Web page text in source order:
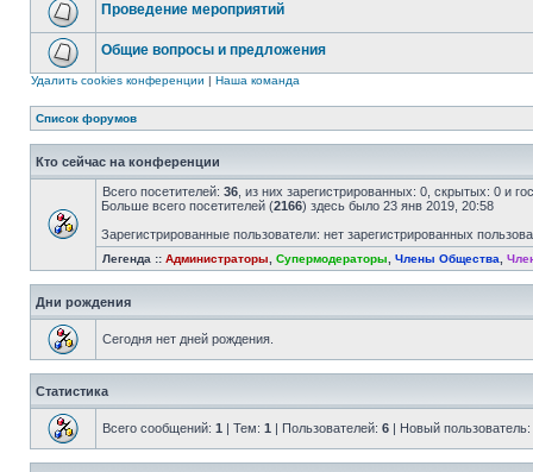
Проведение мероприятий
Общие вопросы и предложения
Удалить cookies конференции | Наша команда
Список форумов
Кто сейчас на конференции
Всего посетителей: 36 , из них зарегистрированных: 0, скрытых: 0 и
Больше всего посетителей (2166) здесь было 23 янв 2019, 20:58
Зарегистрированные пользователи: нет зарегистрированных
Легенда :: Администраторы Супермодераторы Члены Общества
Дни рождения
Сегодня нет дней рождения.
Статистика
Всего сообщений: 1 | Тем: 1 | Пользователей: 6 | Новый пользователь: